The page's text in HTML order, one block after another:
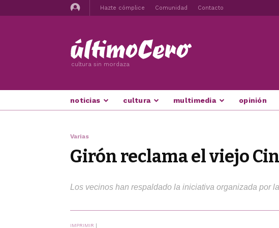
Hazte cómplice Comunidad Contacto
cultura sin mordaza
noticias cultura multimedia opinión
Varias
Girón reclama el viejo
Los vecinos han respaldado la iniciativa organizada por
IMPRIMIR |